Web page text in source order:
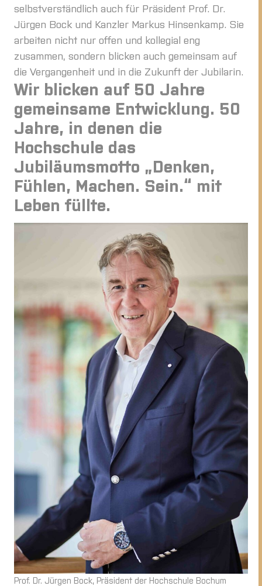
selbstverständlich auch für Präsident Prof. Dr.
Jürgen Bock und Kanzler Markus Hinsenkamp. Sie
arbeiten nicht nur offen und kollegial eng
zusammen, sondern blicken auch gemeinsam auf
die Vergangenheit und in die Zukunft der Jubilarin.
Wir blicken auf 50 Jahre
gemeinsame Entwicklung. 50
Jahre, in denen die
Hochschule das
Jubiläumsmotto „Denken,
Fühlen, Machen. Sein.“ mit
Leben füllte.
Prof. Dr. Jürgen Bock, Präsident der Hochschule Bochum